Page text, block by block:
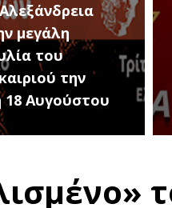
Νέου
Ημαθίας
του